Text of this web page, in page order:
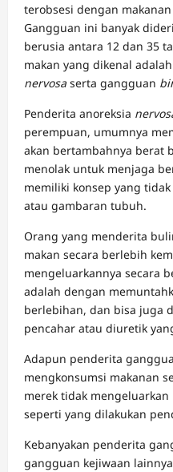
terobsesi dengan
Gangguan ini banyak
berusia antara 12 dan 35
makan yang dikenal
nervosa serta gangguan
Penderita anoreksia
perempuan, umumnya
akan bertambahnya berat
menolak untuk menjaga
memiliki konsep yang
atau gambaran tubuh.
Orang yang menderita
makan secara berlebih
mengeluarkannya secara
adalah dengan
berlebihan, dan bisa juga
pencahar atau diuretik
Adapun penderita
mengkonsumsi makanan
merek tidak mengeluarkan
seperti yang dilakukan
Kebanyakan penderita
gangguan kejiwaan